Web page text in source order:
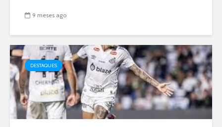
9 meses ago
DESTAQUES